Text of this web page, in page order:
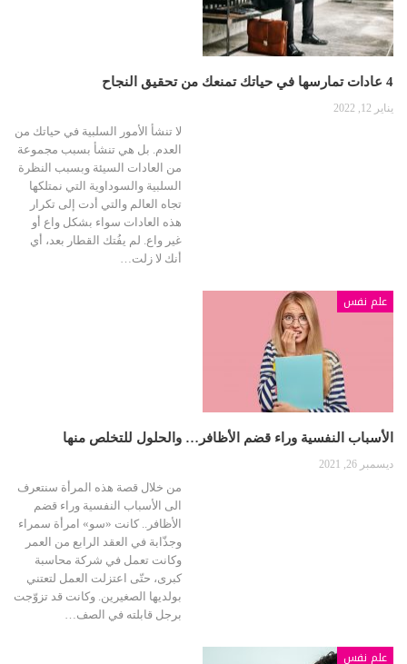
4 عادات تمارسها في حياتك تمنعك من تحقيق النجاح
يناير 12, 2022
لا تنشأ الأمور السلبية في حياتك من
العدم. بل هي تنشأ بسبب مجموعة
من العادات السيئة وبسبب النظرة
السلبية والسوداوية التي نمتلكها
تجاه العالم والتي أدت إلى تكرار
هذه العادات سواء بشكل واع أو
غير واع. لم يفُتك القطار بعد، أي
أنك لا زلت…
علم نفس
الأسباب النفسية وراء قضم الأظافر… والحلول للتخلص منها
ديسمبر 26, 2021
من خلال قصة هذه المرأة سنتعرف
الى الأسباب النفسية وراء قضم
الأظافر.. كانت «سو» امرأة سمراء
وجذّابة في العقد الرابع من العمر
وكانت تعمل في شركة محاسبة
كبرى، حتّى اعتزلت العمل لتعتني
بولديها الصغيرين. وكانت قد تزوّجت
برجل قابلته في الصف…
علم نفس